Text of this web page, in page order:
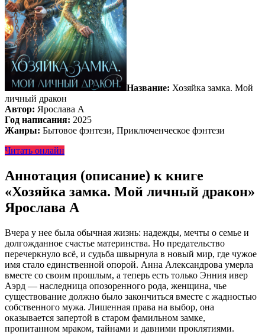
Название: Хозяйка замка. Мой
личный дракон
Автор: Ярослава А
Год написания: 2025
Жанры: Бытовое фэнтези, Приключенческое фэнтези
Читать онлайн
Аннотация (описание) к книге
«Хозяйка замка. Мой личный дракон»
Ярослава А
Вчера у нее была обычная жизнь: надежды, мечты о семье и
долгожданное счастье материнства. Но предательство
перечеркнуло всё, и судьба швырнула в новый мир, где чужое
имя стало единственной опорой. Анна Александрова умерла
вместе со своим прошлым, а теперь есть только Энния ивер
Аэрд — наследница опозоренного рода, женщина, чье
существование должно было закончиться вместе с жадностью
собственного мужа. Лишенная права на выбор, она
оказывается запертой в старом фамильном замке,
пропитанном мраком, тайнами и давними проклятиями.